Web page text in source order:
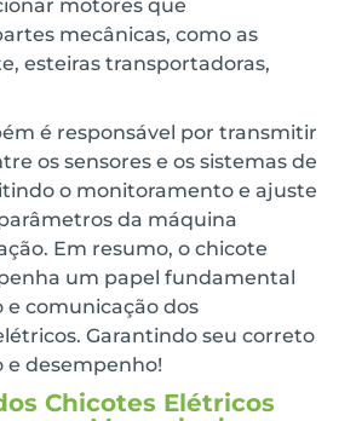
motores que
mecânicas, como as
esteiras transportadoras,
é responsável por transmitir
os sensores e os sistemas de
o monitoramento e ajuste
da máquina
Em resumo, o chicote
um papel fundamental
e comunicação dos
Garantindo seu correto
desempenho!
Chicotes Elétricos